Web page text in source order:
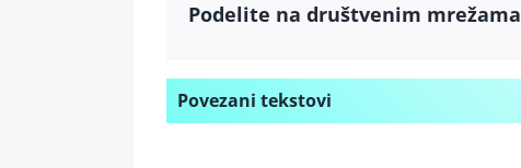
Podelite na društvenim mrežama
Povezani tekstovi